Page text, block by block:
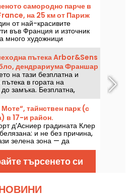
самородно парче в
на 25 км от Париж
от най-красивите
във Франция и източник
много художници
зелено самородно
да се открие само на
от Париж. На брега на река
курорт и красиви
във Вал д'Оаз има
разходка и
пътека Arbor&Sens
дендрариума Франшар
на тази безплатна и
в гората на
замъка. Безплатна,
и образователна, тази
към опознаване на
техния произход и
тайнствен парк (с
в 17-и район.
д’Асниер градината Клер
и не без причина,
зелена зона — да
презареждане на силите, в
търсенето си